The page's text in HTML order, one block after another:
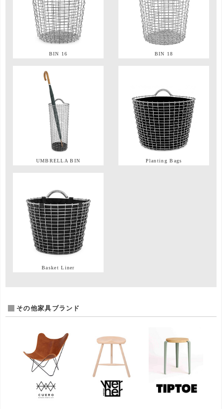
BIN 16 BIN 18
UMBRELLA BIN Planting Bags
Basket Liner
その他家具ブランド